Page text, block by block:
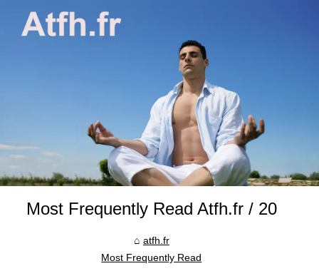
Most Frequently Read Atfh.fr / 20
atfh.fr
Most Frequently Read